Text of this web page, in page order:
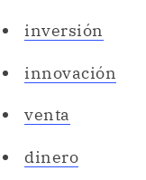
inversión
innovación
venta
dinero